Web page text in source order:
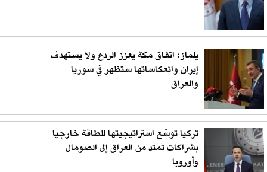
يلماز: اتفاق مكة يعزز الردع ولا يستهدف
إيران وانعكاساتها ستظهر في سوريا
والعراق
تركيا توسّع استراتيجيتها للطاقة خارجيا
بشراكات تمتد من العراق إلى الصومال
وأوروبا